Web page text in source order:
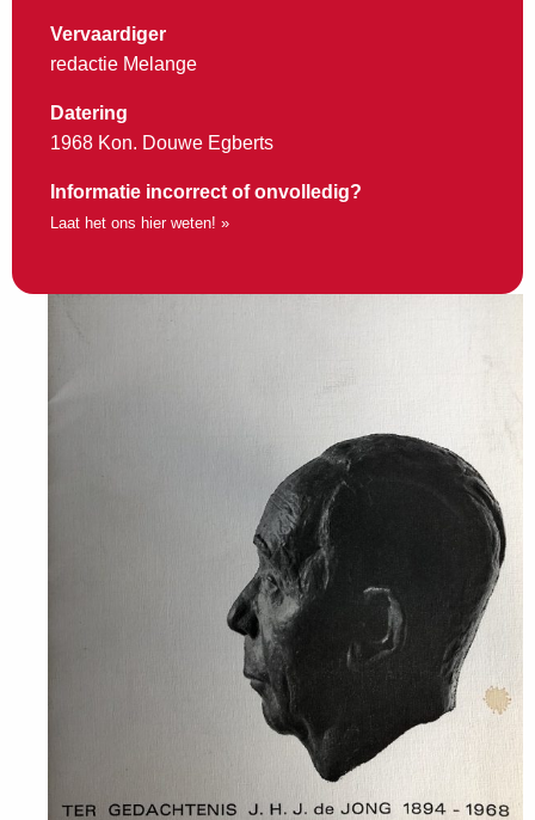
Vervaardiger
redactie Melange
Datering
1968 Kon. Douwe Egberts
Informatie incorrect of onvolledig?
Laat het ons hier weten! »